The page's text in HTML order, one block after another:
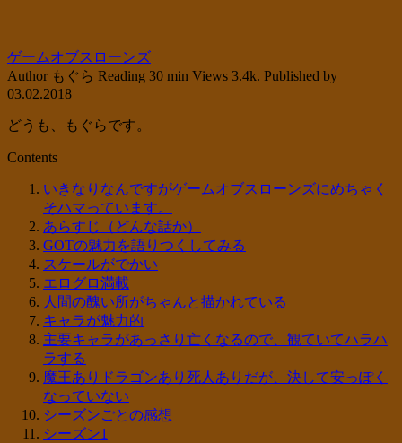
ゲームオブスローンズ
Authorもぐら Reading 30 min Views 3.4k. Published by
03.02.2018
どうも、もぐらです。
Contents
いきなりなんですがゲームオブスローンズにめちゃく
そハマっています。
あらすじ（どんな話か）
GOTの魅力を語りつくしてみる
スケールがでかい
エログロ満載
人間の醜い所がちゃんと描かれている
キャラが魅力的
主要キャラがあっさり亡くなるので、観ていてハラハ
ラする
魔王ありドラゴンあり死人ありだが、決して安っぽく
なっていない
シーズンごとの感想
シーズン1